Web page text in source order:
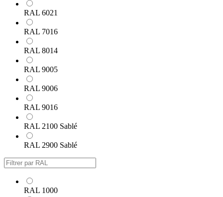
RAL 6021
RAL 7016
RAL 8014
RAL 9005
RAL 9006
RAL 9016
RAL 2100 Sablé
RAL 2900 Sablé
RAL 1000